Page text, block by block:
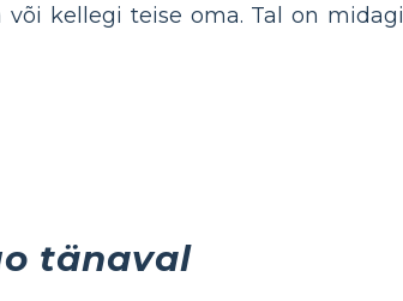
kellegi teise oma. Tal on midagi
tänaval